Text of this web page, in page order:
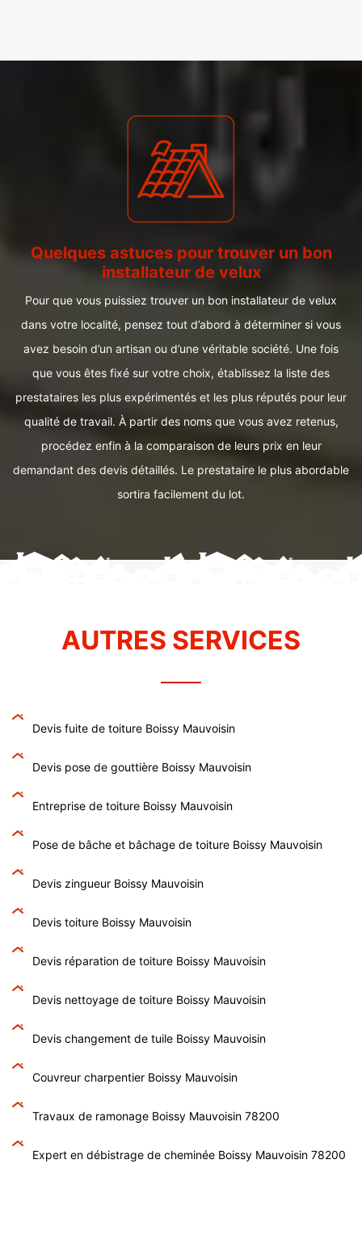
Quelques astuces pour trouver un bon
installateur de velux
Pour que vous puissiez trouver un bon installateur de velux
dans votre localité, pensez tout d’abord à déterminer si vous
avez besoin d’un artisan ou d’une véritable société. Une fois
que vous êtes fixé sur votre choix, établissez la liste des
prestataires les plus expérimentés et les plus réputés pour leur
qualité de travail. À partir des noms que vous avez retenus,
procédez enfin à la comparaison de leurs prix en leur
demandant des devis détaillés. Le prestataire le plus abordable
sortira facilement du lot.
AUTRES SERVICES
Devis fuite de toiture Boissy Mauvoisin
Devis pose de gouttière Boissy Mauvoisin
Entreprise de toiture Boissy Mauvoisin
Pose de bâche et bâchage de toiture Boissy Mauvoisin
Devis zingueur Boissy Mauvoisin
Devis toiture Boissy Mauvoisin
Devis réparation de toiture Boissy Mauvoisin
Devis nettoyage de toiture Boissy Mauvoisin
Devis changement de tuile Boissy Mauvoisin
Couvreur charpentier Boissy Mauvoisin
Travaux de ramonage Boissy Mauvoisin 78200
Expert en débistrage de cheminée Boissy Mauvoisin 78200